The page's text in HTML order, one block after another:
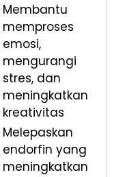
Membantu
memproses
emosi,
mengurangi
stres, dan
meningkatkan
kreativitas
Melepaskan
endorfin yang
meningkatkan